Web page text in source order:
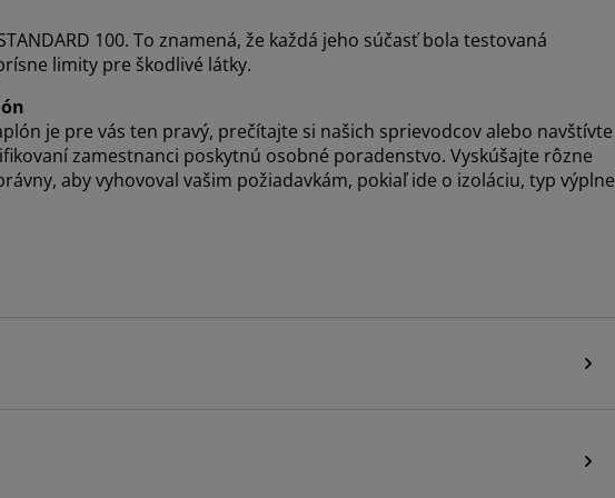
100. To znamená, že každá jeho súčasť bola testovaná
limity pre škodlivé látky.
je pre vás ten pravý, prečítajte si našich sprievodcov alebo navštívte
zamestnanci poskytnú osobné poradenstvo. Vyskúšajte rôzne
aby vyhovoval vašim požiadavkám, pokiaľ ide o izoláciu, typ výplne